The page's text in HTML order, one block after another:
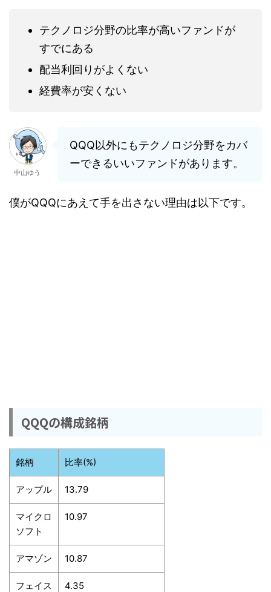
テクノロジ分野の比率が高いファンドが
すでにある
配当利回りがよくない
経費率が安くない
中山ゆう
QQQ以外にもテクノロジ分野をカバ
ーできるいいファンドがあります。
僕がQQQにあえて手を出さない理由は以下です。
QQQの構成銘柄
銘柄 比率(%)
アップル 13.79
マイクロ
ソフト
10.97
アマゾン 10.87
フェイス
4.35